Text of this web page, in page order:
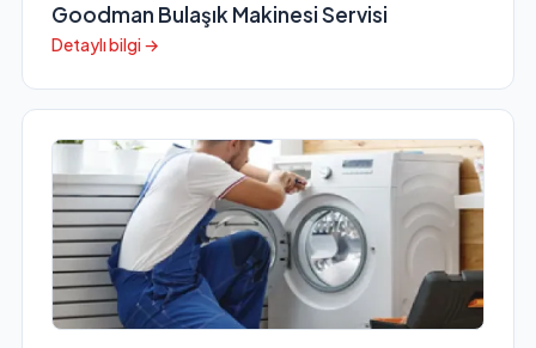
Goodman Bulaşık Makinesi Servisi
Detaylı bilgi →